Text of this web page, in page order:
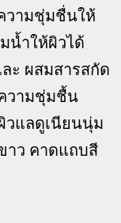
วามชุ่มชื่นให้
น้ำให้ผิวได้
ะ ผสมสารสกัด
วามชุ่มชื้น
วแลดูเนียนนุ่ม
าว คาดแถบสี